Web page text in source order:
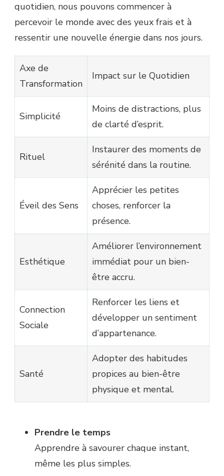
quotidien, nous pouvons commencer à
percevoir le monde avec des yeux frais et à
ressentir une nouvelle énergie dans nos jours.
Axe de
Transformation
Impact sur le Quotidien
Simplicité
Moins de distractions, plus
de clarté d’esprit.
Rituel
Instaurer des moments de
sérénité dans la routine.
Éveil des Sens
Apprécier les petites
choses, renforcer la
présence.
Esthétique
Améliorer l’environnement
immédiat pour un bien-
être accru.
Connection
Sociale
Renforcer les liens et
développer un sentiment
d’appartenance.
Santé
Adopter des habitudes
propices au bien-être
physique et mental.
Prendre le temps
Apprendre à savourer chaque instant,
même les plus simples.